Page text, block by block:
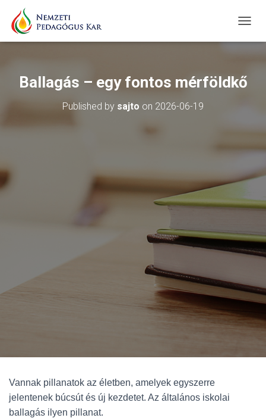
O
L
E
I
N
Ballagás – egy fontos mérföldkő
Published by sajto on 2026-06-19
Vannak pillanatok az életben, amelyek egyszerre
jelentenek búcsút és új kezdetet. Az általános iskolai
ballagás ilyen pillanat.